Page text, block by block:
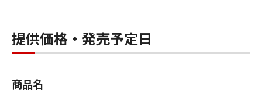
提供価格・発売予定日
商品名